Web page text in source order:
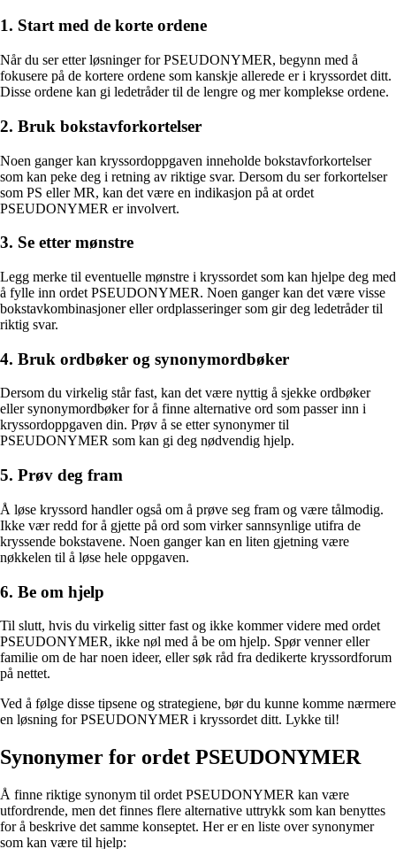
1. Start med de korte ordene
Når du ser etter løsninger for PSEUDONYMER, begynn med å
fokusere på de kortere ordene som kanskje allerede er i kryssordet ditt.
Disse ordene kan gi ledetråder til de lengre og mer komplekse ordene.
2. Bruk bokstavforkortelser
Noen ganger kan kryssordoppgaven inneholde bokstavforkortelser
som kan peke deg i retning av riktige svar. Dersom du ser forkortelser
som PS eller MR, kan det være en indikasjon på at ordet
PSEUDONYMER er involvert.
3. Se etter mønstre
Legg merke til eventuelle mønstre i kryssordet som kan hjelpe deg med
å fylle inn ordet PSEUDONYMER. Noen ganger kan det være visse
bokstavkombinasjoner eller ordplasseringer som gir deg ledetråder til
riktig svar.
4. Bruk ordbøker og synonymordbøker
Dersom du virkelig står fast, kan det være nyttig å sjekke ordbøker
eller synonymordbøker for å finne alternative ord som passer inn i
kryssordoppgaven din. Prøv å se etter synonymer til
PSEUDONYMER som kan gi deg nødvendig hjelp.
5. Prøv deg fram
Å løse kryssord handler også om å prøve seg fram og være tålmodig.
Ikke vær redd for å gjette på ord som virker sannsynlige utifra de
kryssende bokstavene. Noen ganger kan en liten gjetning være
nøkkelen til å løse hele oppgaven.
6. Be om hjelp
Til slutt, hvis du virkelig sitter fast og ikke kommer videre med ordet
PSEUDONYMER, ikke nøl med å be om hjelp. Spør venner eller
familie om de har noen ideer, eller søk råd fra dedikerte kryssordforum
på nettet.
Ved å følge disse tipsene og strategiene, bør du kunne komme nærmere
en løsning for PSEUDONYMER i kryssordet ditt. Lykke til!
Synonymer for ordet PSEUDONYMER
Å finne riktige synonym til ordet PSEUDONYMER kan være
utfordrende, men det finnes flere alternative uttrykk som kan benyttes
for å beskrive det samme konseptet. Her er en liste over synonymer
som kan være til hjelp: